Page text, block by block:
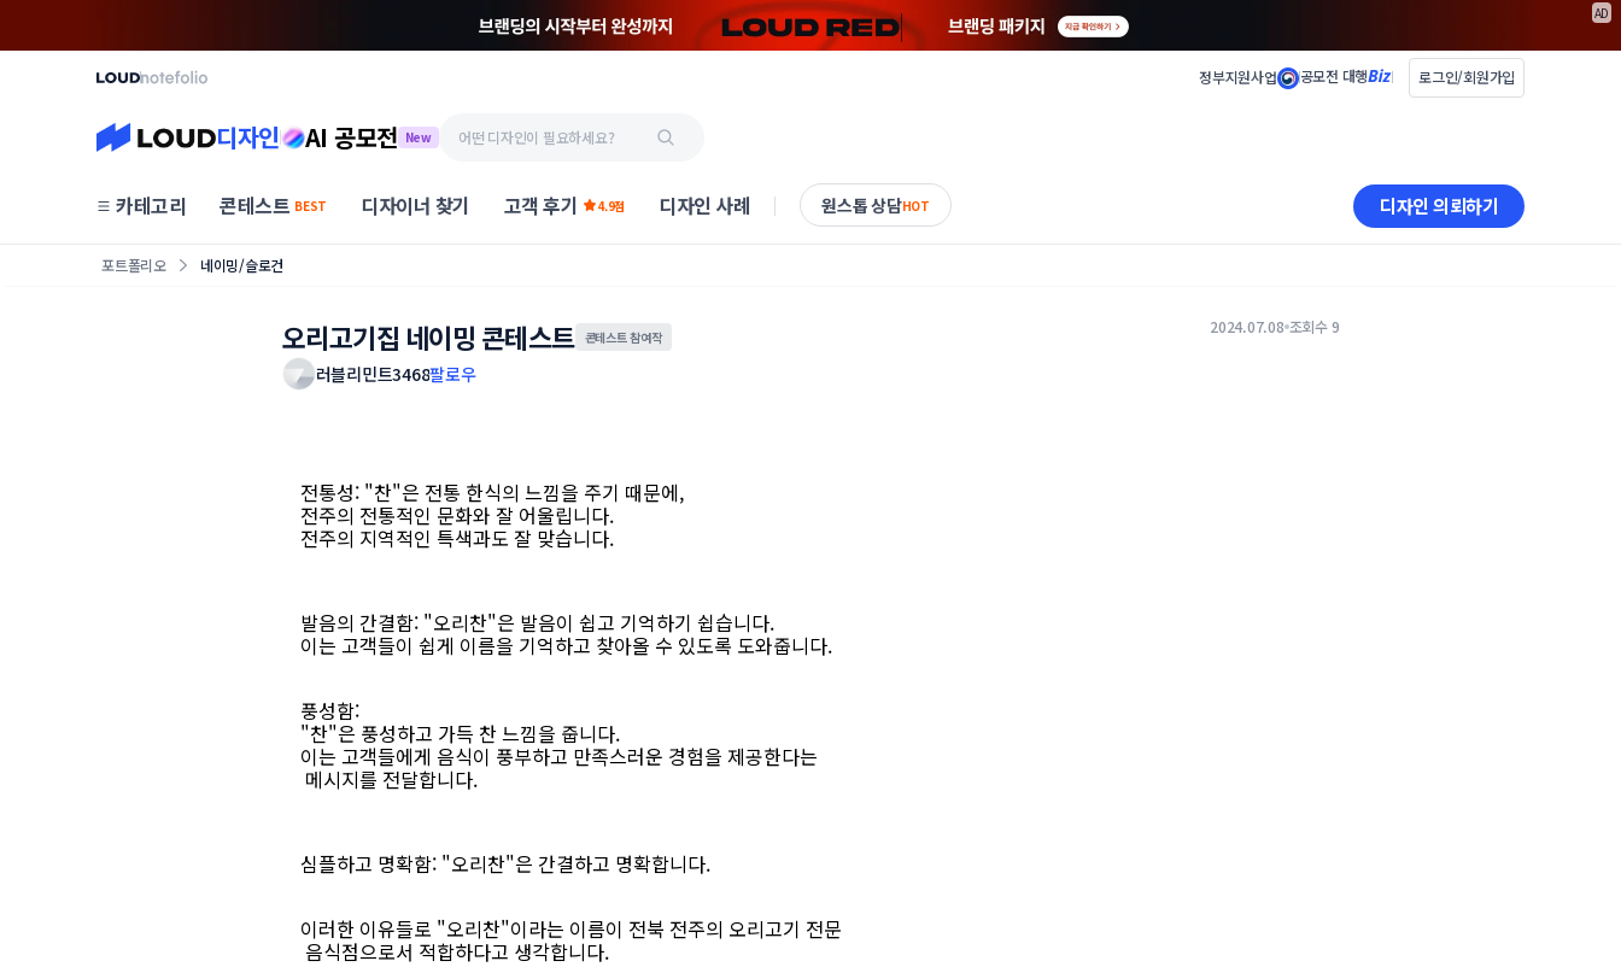
AD
정부지원사업 공모전 대행 로그인/회원가입
디자인 AI 공모전 New
카테고리 콘테스트 BEST 디자이너 찾기 고객 후기 4.9점 디자인 사례 원스톱 상담HOT 디자인 의뢰하기
포트폴리오 네이밍/슬로건
오리고기집 네이밍 콘테스트 콘테스트 참여작 2024.07.08 조회수 9
러블리민트3468팔로우
전통성: "찬"은 전통 한식의 느낌을 주기 때문에,
전주의 전통적인 문화와 잘 어울립니다.
전주의 지역적인 특색과도 잘 맞습니다.
발음의 간결함: "오리찬"은 발음이 쉽고 기억하기 쉽습니다.
이는 고객들이 쉽게 이름을 기억하고 찾아올 수 있도록 도와줍니다.
풍성함:
"찬"은 풍성하고 가득 찬 느낌을 줍니다.
이는 고객들에게 음식이 풍부하고 만족스러운 경험을 제공한다는
메시지를 전달합니다.
심플하고 명확함: "오리찬"은 간결하고 명확합니다.
이러한 이유들로 "오리찬"이라는 이름이 전북 전주의 오리고기 전문
음식점으로서 적합하다고 생각합니다.